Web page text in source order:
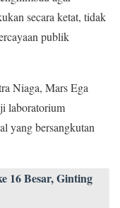
secara ketat, tidak
publik
Niaga, Mars Ega
laboratorium
yang bersangkutan
16 Besar, Ginting